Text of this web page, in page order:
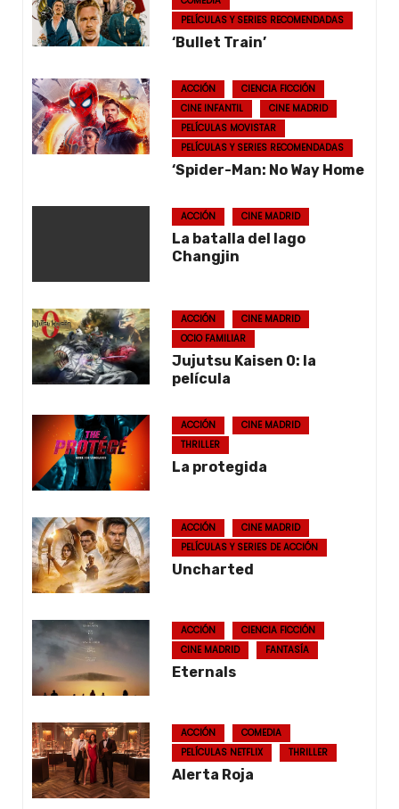
PELÍCULAS Y SERIES RECOMENDADAS
‘Bullet Train’
ACCIÓN
CIENCIA FICCIÓN
CINE INFANTIL
CINE MADRID
PELÍCULAS MOVISTAR
PELÍCULAS Y SERIES RECOMENDADAS
‘Spider-Man: No Way Home
ACCIÓN CINE MADRID
La batalla del lago
Changjin
ACCIÓN
CINE MADRID
OCIO FAMILIAR
Jujutsu Kaisen 0: la
película
ACCIÓN
CINE MADRID
THRILLER
La protegida
ACCIÓN
CINE MADRID
PELÍCULAS Y SERIES DE ACCIÓN
Uncharted
ACCIÓN
CIENCIA FICCIÓN
CINE MADRID
FANTASÍA
Eternals
ACCIÓN
COMEDIA
PELÍCULAS NETFLIX
THRILLER
Alerta Roja